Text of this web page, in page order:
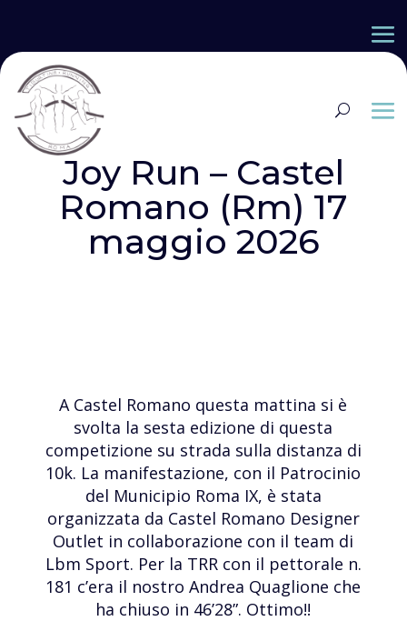
Joy Run – Castel
Romano (Rm) 17
maggio 2026
A Castel Romano questa mattina si è
svolta la sesta edizione di questa
competizione su strada sulla distanza di
10k. La manifestazione, con il Patrocinio
del Municipio Roma IX, è stata
organizzata da Castel Romano Designer
Outlet in collaborazione con il team di
Lbm Sport. Per la TRR con il pettorale n.
181 c’era il nostro Andrea Quaglione che
ha chiuso in 46’28”. Ottimo!!